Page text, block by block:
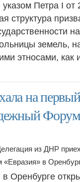
Петра I от
структура
земель,
этносами, как
на первый
Форум
из ДНР
в
Оренбурге